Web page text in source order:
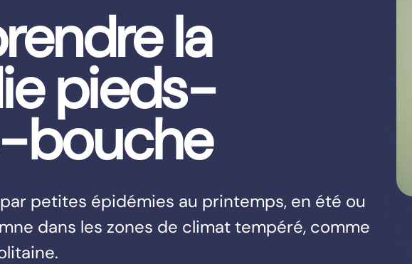
la
pieds-
bouche
petites épidémies au printemps, en été ou
dans les zones de climat tempéré, comme